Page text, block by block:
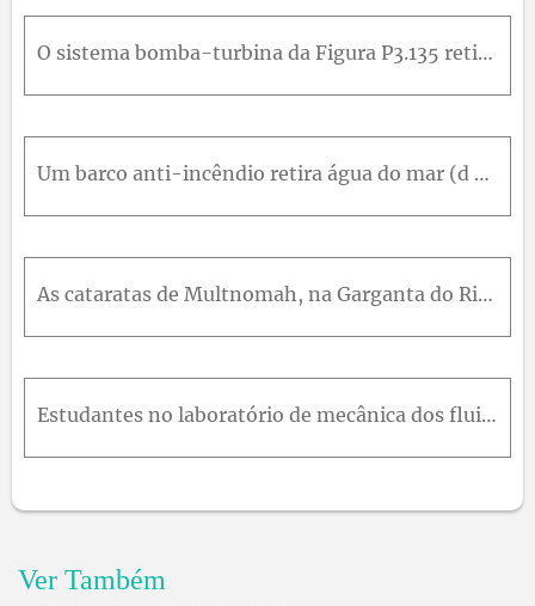
O sistema bomba-turbina da Figura P3.135 retira água do reservatório superior durante o dia para produzir energia elétrica para uma cidade. À noite, o sistema bombeia água do reservatório inferior par
Um barco anti-incêndio retira água do mar (d = 1,025) por um tubo submerso e a descarrega através de um bocal, como na Figura P3.137. A perda de carga total é de 2 m. Se a eficiência da bomba é de 75%
As cataratas de Multnomah, na Garganta do Rio Columbia, têm uma queda íngreme de 165,5 m. Usando a equação da energia para escoamento permanente, calcule a variação de temperatura da água em ° C causa
Estudantes no laboratório de mecânica dos fluidos da universidade Penn State, nos Estados Unidos, usam um dispositivo muito simples para medir a viscosidade da água em função da temperatura. O viscosí
Ver Também